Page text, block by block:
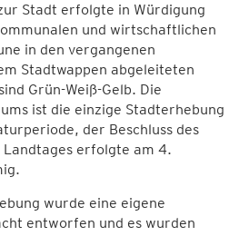
Stadt erfolgte in Würdigung
und wirtschaftlichen
in den vergangenen
Stadtwappen abgeleiteten
Grün-Weiß-Gelb. Die
ist die einzige Stadterhebung
der Beschluss des
erfolgte am 4.
wurde eine eigene
entworfen und es wurden